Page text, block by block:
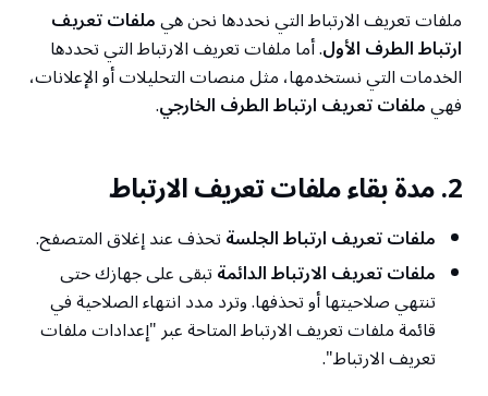
ملفات تعريف الارتباط التي نحددها نحن هيملفات تعريف
ارتباط الطرف الأول. أما ملفات تعريف الارتباط التي تحددها
الخدمات التي نستخدمها، مثل منصات التحليلات أو الإعلانات،
فهيملفات تعريف ارتباط الطرف الخارجي.
2. مدة بقاء ملفات تعريف الارتباط
ملفات تعريف ارتباط الجلسةتحذف عند إغلاق المتصفح.
ملفات تعريف الارتباط الدائمةتبقى على جهازك حتى
تنتهي صلاحيتها أو تحذفها. وترد مدد انتهاء الصلاحية في
قائمة ملفات تعريف الارتباط المتاحة عبر "إعدادات ملفات
تعريف الارتباط".